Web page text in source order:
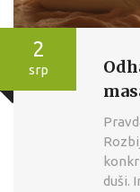
2
srp
duši.